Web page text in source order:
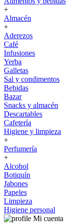
+
Almacén
+
Aderezos
Café
Infusiones
Yerba
Galletas
Sal y condimentos
Bebidas
Bazar
Snacks y almacén
Descartables
Cafetería
Higiene y limpieza
+
Perfumería
+
Alcohol
Botiquín
Jabones
Papeles
Limpieza
Higiene personal
Mi cuenta